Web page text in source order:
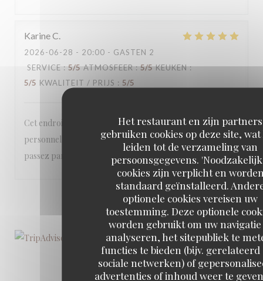
Het restaurant en zijn partners
gebruiken cookies op deze site,
leiden tot de verzameling van
persoonsgegevens.
cookies zijn verplicht en
standaard geïnstalleerd.
optionele cookies vereisen uw
toestemming. Deze optionele
worden gebruikt om uw
analyseren, het sitepubliek te
functies te bieden (bijv. gerelateerd
sociale netwerken) of
advertenties of inhoud weer te
KarineC
2026-06-28 - 20:00 - GASTEN 2
SERVICE : 5/5 ATMOSFEER: 5/5 KEUKEN:
5/5 KWALITEIT / PRIJS : 5/5
Cet endroit est magnifique, la cuisine excellente et le
personnel est très agréable Rdv incontournable si vous
passez par Gindou
2 3